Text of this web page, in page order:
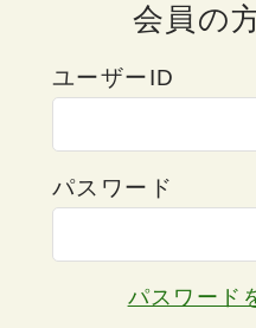
会員の
ユーザーID
パスワード
パスワード